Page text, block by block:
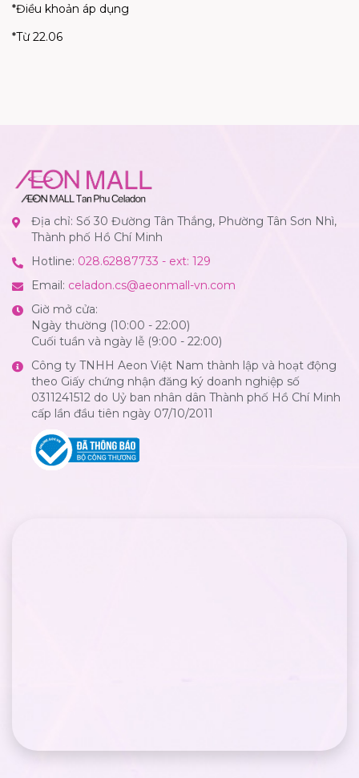
*Điều khoản áp dụng
*Từ 22.06
Địa chỉ: Số 30 Đường Tân Thắng, Phường Tân Sơn Nhì,
Thành phố Hồ Chí Minh
Hotline: 028.62887733 - ext: 129
Email: celadon.cs@aeonmall-vn.com
Giờ mở cửa:
Ngày thường (10:00 - 22:00)
Cuối tuần và ngày lễ (9:00 - 22:00)
Công ty TNHH Aeon Việt Nam thành lập và hoạt động
theo Giấy chứng nhận đăng ký doanh nghiệp số
0311241512 do Uỷ ban nhân dân Thành phố Hồ Chí Minh
cấp lần đầu tiên ngày 07/10/2011